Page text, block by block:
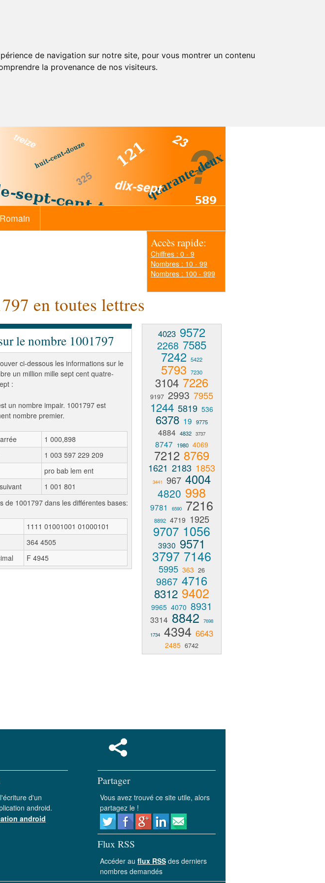
de navigation sur notre site, pour vous montrer un contenu
la provenance de nos visiteurs.
Romain
Accès rapide:
Chiffres : 0 - 9
Nombres : 10 - 99
Nombres : 100 - 999
en toutes lettres
le nombre 1001797
ci-dessous les informations sur le
un million mille sept cent quatre-
:
un nombre impair. 1001797 est
nombre premier.
1 000,898
1 003 597 229 209
pro bab lem ent
1 001 801
de 1001797 dans les différentes bases:
1111 01001001 01000101
364 4505
F 4945
4023 9572
2268 7585
7242 5422
5793 7230
3104 7226
9197 2993 7955
1244 5819 536
6378 19 9775
4884 4832 3737
8747 1980 4069
7212 8769
1621 2183 1853
3441 967 4004
4820 998
9781 6590 7216
8892 4719 1925
9707 1056
3930 9571
3797 7146
5995 363 26
9867 4716
8312 9402
9965 4070 8931
3314 8842
7698
1734 4394 6643
2485 6742
d'un
android.
android
Partager
Vous avez trouvé ce site utile, alors
partagez le !
Flux RSS
Accéder au flux RSS des derniers
nombres demandés